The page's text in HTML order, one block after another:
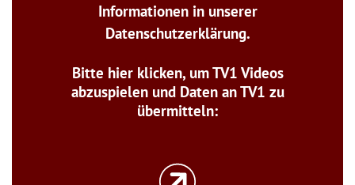
Informationen in unserer
Datenschutzerklärung.
Bitte hier klicken, um TV1 Videos
abzuspielen und Daten an TV1 zu
übermitteln: